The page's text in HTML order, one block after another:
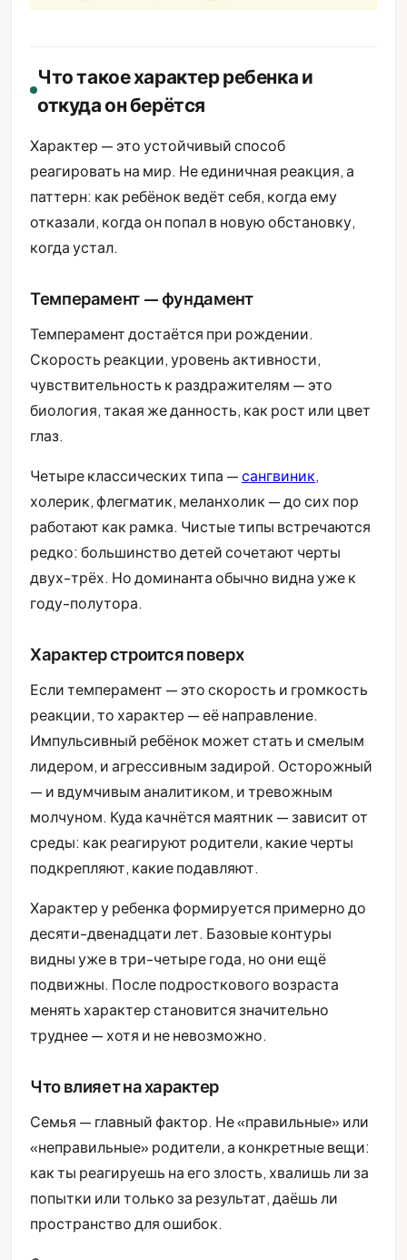
Что такое характер ребенка и
откуда он берётся
Характер — это устойчивый способ
реагировать на мир. Не единичная реакция, а
паттерн: как ребёнок ведёт себя, когда ему
отказали, когда он попал в новую обстановку,
когда устал.
Темперамент — фундамент
Темперамент достаётся при рождении.
Скорость реакции, уровень активности,
чувствительность к раздражителям — это
биология, такая же данность, как рост или цвет
глаз.
Четыре классических типа —сангвиник,
холерик, флегматик, меланхолик — до сих пор
работают как рамка. Чистые типы встречаются
редко: большинство детей сочетают черты
двух-трёх. Но доминанта обычно видна уже к
году-полутора.
Характер строится поверх
Если темперамент — это скорость и громкость
реакции, то характер — её направление.
Импульсивный ребёнок может стать и смелым
лидером, и агрессивным задирой. Осторожный
— и вдумчивым аналитиком, и тревожным
молчуном. Куда качнётся маятник — зависит от
среды: как реагируют родители, какие черты
подкрепляют, какие подавляют.
Характер у ребенка формируется примерно до
десяти-двенадцати лет. Базовые контуры
видны уже в три-четыре года, но они ещё
подвижны. После подросткового возраста
менять характер становится значительно
труднее — хотя и не невозможно.
Что влияет на характер
Семья — главный фактор. Не «правильные» или
«неправильные» родители, а конкретные вещи:
как ты реагируешь на его злость, хвалишь ли за
попытки или только за результат, даёшь ли
пространство для ошибок.